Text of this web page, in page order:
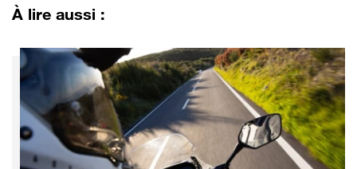
À lire aussi :